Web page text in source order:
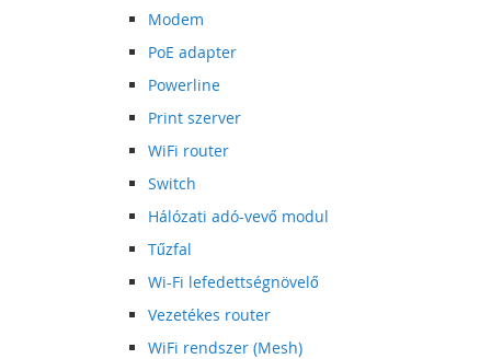
Modem
PoE adapter
Powerline
Print szerver
WiFi router
Switch
Hálózati adó-vevő modul
Tűzfal
Wi-Fi lefedettségnövelő
Vezetékes router
WiFi rendszer (Mesh)